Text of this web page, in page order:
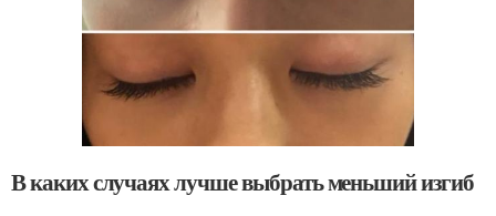
В каких случаях лучше выбрать меньший изгиб